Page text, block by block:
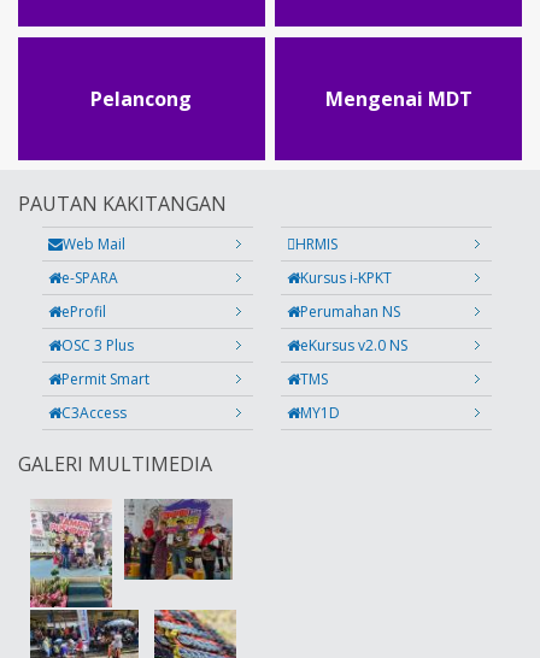
Pelancong Mengenai MDT
PAUTAN KAKITANGAN
Web Mail
HRMIS
e-SPARA
Kursus i-KPKT
eProfil
Perumahan NS
OSC 3 Plus
eKursus v2.0 NS
Permit Smart
TMS
C3Access
MY1D
GALERI MULTIMEDIA